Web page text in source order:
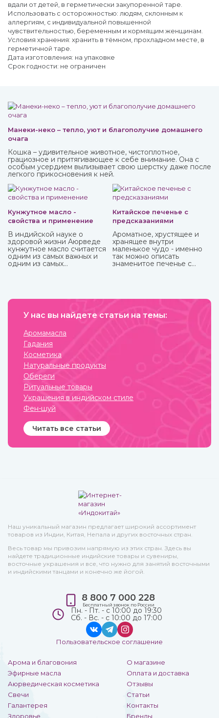
вдали от детей, в герметически закупоренной таре.
Использовать с осторожностью: людям, склонным к
аллергиям, с индивидуальной повышенной
чувствительностью, беременным и кормящим женщинам.
Условия хранения: хранить в тёмном, прохладном месте, в
герметичной таре.
Дата изготовления: на упаковке
Срок годности: не ограничен
Манеки-неко – тепло, уют и благополучие домашнего
очага
Кошка – удивительное животное, чистоплотное,
грациозное и притягивающее к себе внимание. Она с
особым усердием вылизывает свою шерстку даже после
легкого прикосновения к ней.
Кунжутное масло -
свойства и применение
В индийской науке о
здоровой жизни Аюрведе
кунжутное масло считается
одним из самых важных и
одним из самых
применения.
Китайское печенье с
предсказаниями
Ароматное, хрустящее и
хранящее внутри
маленькое чудо - именно
так можно описать
знаменитое печенье с
У нас вы найдете статьи на темы:
Аромамасла
Гадания
Косметика
Натуральные продукты
Обереги
Ритуальные товары
Украшения в индийском стиле
Фен-шуй
Читать все статьи
Наш уникальный магазин предлагает широкий ассортимент
товаров из Индии, Китая, Непала и других восточных стран.
Весь товар мы привозим напрямую из этих стран. Здесь вы
найдете традиционные индийские товары и сувениры,
восточные украшения и все, что нужно для занятий восточными
и индийскими танцами и конечно же йогой.
Арома и благовония
Эфирные масла
Аюрведическая косметика
Свечи
Галантерея
Здоровье
О магазине
Оплата и доставка
Отзывы
Статьи
Контакты
Бренды
8 800 7 000 228
Бесплатный звонок по России
Пн. - Пт. - с 10:00 до 19:30
Сб. - Вс. - с 10:00 до 17:00
Пользовательское соглашение